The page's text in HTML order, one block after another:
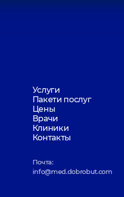
Услуги
Пакети послуг
Цены
Врачи
Клиники
Контакты
Почта:
info@med.dobrobut.com